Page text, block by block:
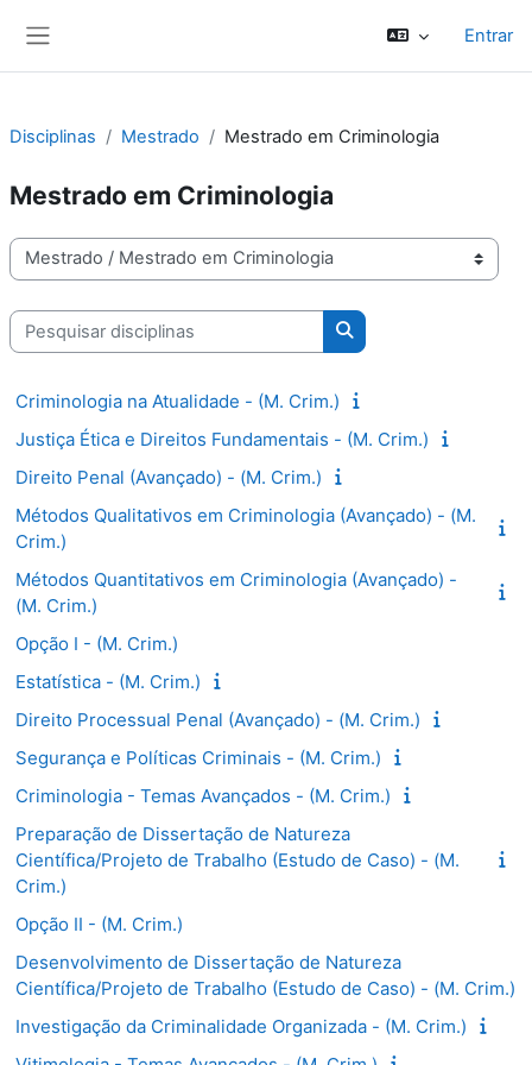
Entrar
Disciplinas Mestrado Mestrado em Criminologia
Mestrado em Criminologia
Categorias de disciplinas
Pesquisar disciplinas
Pesquisar disciplinas
Criminologia na Atualidade - (M. Crim.)
Justiça Ética e Direitos Fundamentais - (M. Crim.)
Direito Penal (Avançado) - (M. Crim.)
Métodos Qualitativos em Criminologia (Avançado) - (M.
Crim.)
Métodos Quantitativos em Criminologia (Avançado) -
(M. Crim.)
Opção I - (M. Crim.)
Estatística - (M. Crim.)
Direito Processual Penal (Avançado) - (M. Crim.)
Segurança e Políticas Criminais - (M. Crim.)
Criminologia - Temas Avançados - (M. Crim.)
Preparação de Dissertação de Natureza
Científica/Projeto de Trabalho (Estudo de Caso) - (M.
Crim.)
Opção II - (M. Crim.)
Desenvolvimento de Dissertação de Natureza
Científica/Projeto de Trabalho (Estudo de Caso) - (M. Crim.)
Investigação da Criminalidade Organizada - (M. Crim.)